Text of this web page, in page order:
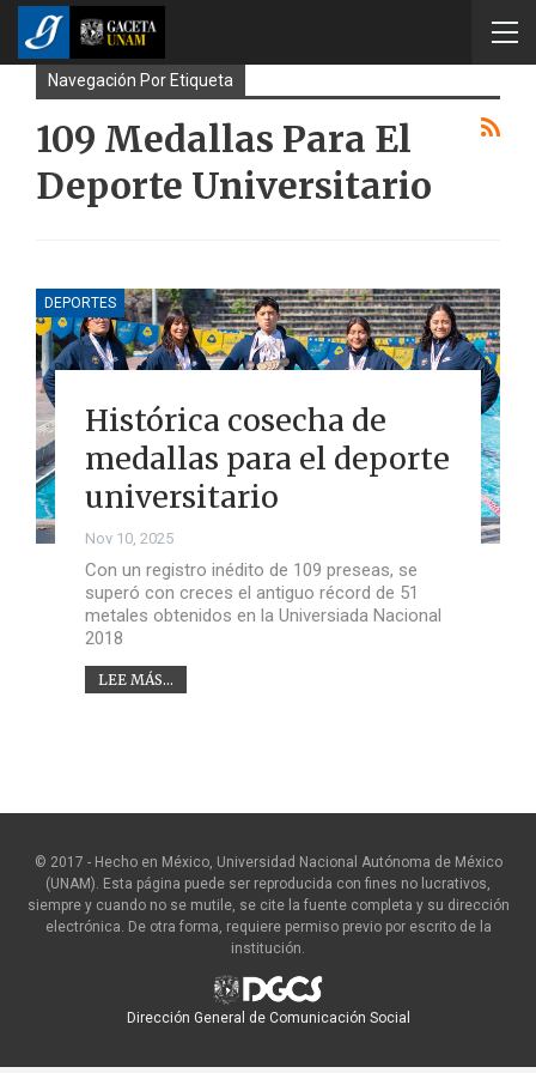
Navegación Por Etiqueta
109 Medallas Para El
Deporte Universitario
DEPORTES
Histórica cosecha de
medallas para el deporte
universitario
Nov 10, 2025
Con un registro inédito de 109 preseas, se
superó con creces el antiguo récord de 51
metales obtenidos en la Universiada Nacional
2018
LEE MÁS...
© 2017 - Hecho en México, Universidad Nacional Autónoma de México
(UNAM). Esta página puede ser reproducida con fines no lucrativos,
siempre y cuando no se mutile, se cite la fuente completa y su dirección
electrónica. De otra forma, requiere permiso previo por escrito de la
institución.
Dirección General de Comunicación Social